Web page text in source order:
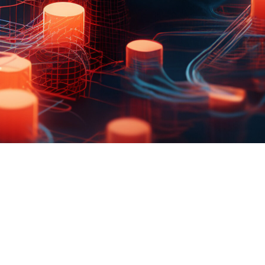
Wirtschaftspolitische Agenda
FAQ Zertifizierung